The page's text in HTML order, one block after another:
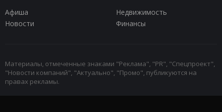
Афиша
Недвижимость
Новости
Финансы
Материалы, отмеченные знаками "Реклама", "PR", "Спецпроект",
"Новости компаний", "Актуально", "Промо", публикуются на
правах рекламы.